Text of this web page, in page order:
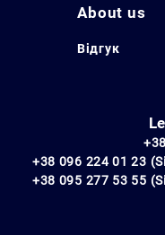
About us
Відгук
+38 096 224 01 23
+38 095 277 53 55